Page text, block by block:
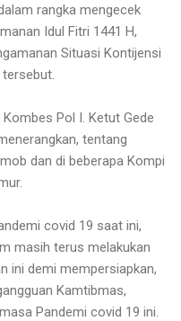
rangka mengecek
Idul Fitri 1441 H,
Situasi Kontijensi
Pol I. Ketut Gede
tentang
dan di beberapa Kompi
covid 19 saat ini,
masih terus melakukan
ini demi mempersiapkan,
Kamtibmas,
Pandemi covid 19 ini.